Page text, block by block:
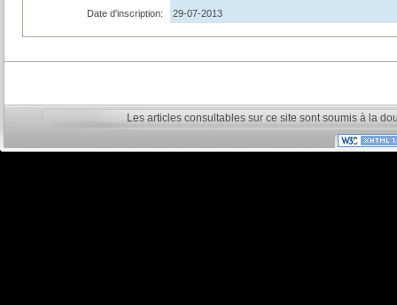
Date d'inscription:
29-07-2013
Les articles consultables sur ce site sont soumis à la